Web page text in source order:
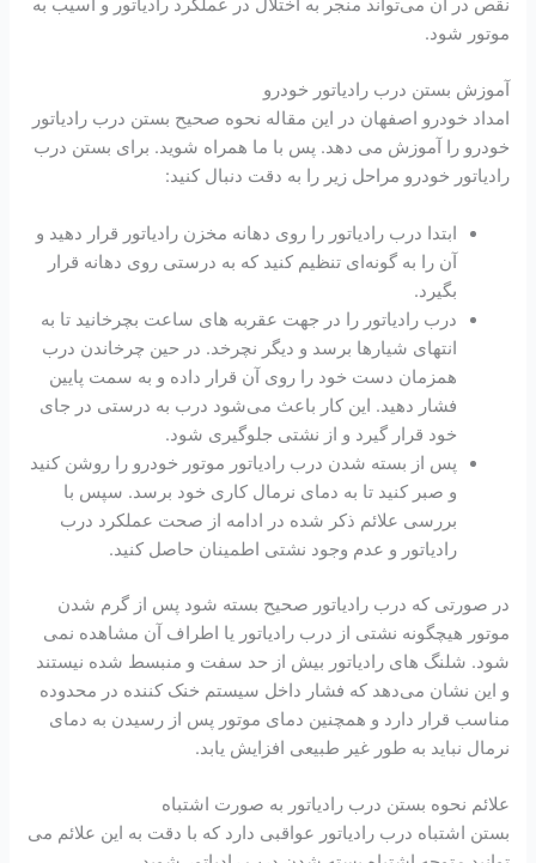
نقص در آن می‌تواند منجر به اختلال در عملکرد رادیاتور و آسیب به
موتور شود.
آموزش بستن درب رادیاتور خودرو
امداد خودرو اصفهان در این مقاله نحوه صحیح بستن درب رادیاتور
خودرو را آموزش می دهد. پس با ما همراه شوید. برای بستن درب
رادیاتور خودرو مراحل زیر را به دقت دنبال کنید:
ابتدا درب رادیاتور را روی دهانه مخزن رادیاتور قرار دهید و
آن را به گونه‌ای تنظیم کنید که به درستی روی دهانه قرار
بگیرد.
درب رادیاتور را در جهت عقربه‌ های ساعت بچرخانید تا به
انتهای شیارها برسد و دیگر نچرخد. در حین چرخاندن درب
همزمان دست خود را روی آن قرار داده و به سمت پایین
فشار دهید. این کار باعث می‌شود درب به درستی در جای
خود قرار گیرد و از نشتی جلوگیری شود.
پس از بسته شدن درب رادیاتور موتور خودرو را روشن کنید
و صبر کنید تا به دمای نرمال کاری خود برسد. سپس با
بررسی علائم ذکر شده در ادامه از صحت عملکرد درب
رادیاتور و عدم وجود نشتی اطمینان حاصل کنید.
در صورتی که درب رادیاتور صحیح بسته شود پس از گرم شدن
موتور هیچگونه نشتی از درب رادیاتور یا اطراف آن مشاهده نمی
شود. شلنگ ‌های رادیاتور بیش از حد سفت و منبسط شده نیستند
و این نشان می‌دهد که فشار داخل سیستم خنک کننده در محدوده
مناسب قرار دارد و همچنین دمای موتور پس از رسیدن به دمای
نرمال نباید به طور غیر طبیعی افزایش یابد.
علائم نحوه بستن درب رادیاتور به صورت اشتباه
بستن اشتباه درب رادیاتور عواقبی دارد که با دقت به این علائم می